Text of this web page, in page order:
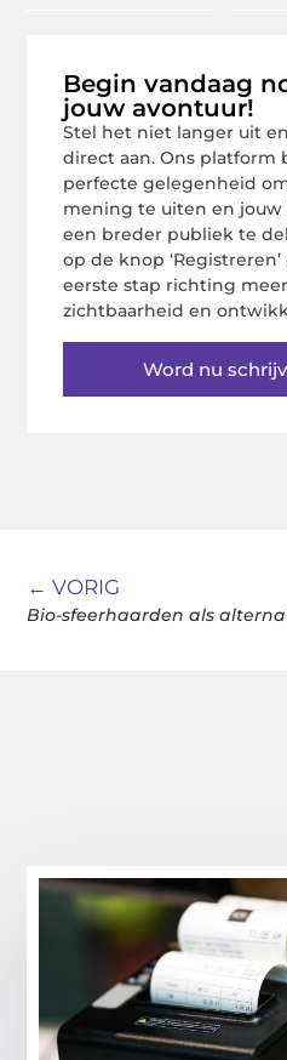
Begin vandaag
jouw avontuur!
Stel het niet langer uit
direct aan. Ons platform
perfecte gelegenheid
mening te uiten en
een breder publiek te
op de knop
eerste stap richting meer
zichtbaarheid en
Word nu
← VORIG
Bio-sfeerhaarden als